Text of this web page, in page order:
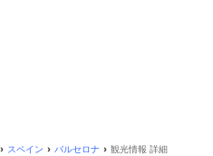
› スペイン › バルセロナ › 観光情報 詳細